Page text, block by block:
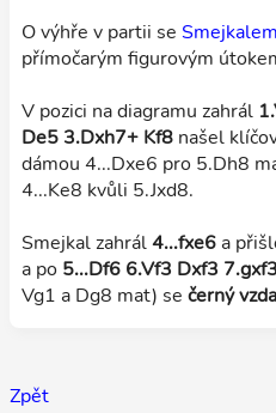
O výhře v partii se Smejkalem
přímočarým figurovým
V pozici na diagramu zahrál
De5 3.Dxh7+ Kf8 našel
dámou 4...Dxe6 pro 5.Dh8
4...Ke8 kvůli 5.Jxd8.
Smejkal zahrál4...fxe6a
a po 5...Df6 6.Vf3 Dxf3
Vg1 a Dg8 mat) se černý
Zpět